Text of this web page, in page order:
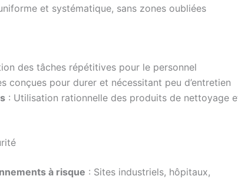
et systématique, sans zones oubliées
des tâches répétitives pour le personnel
conçues pour durer et nécessitant peu d’entretien
: Utilisation rationnelle des produits de nettoyage
à risque : Sites industriels, hôpitaux,